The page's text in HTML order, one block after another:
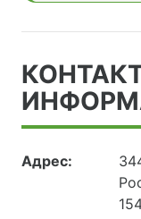
Адрес: